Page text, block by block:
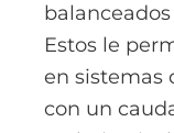
Estos le
en sistemas
con un